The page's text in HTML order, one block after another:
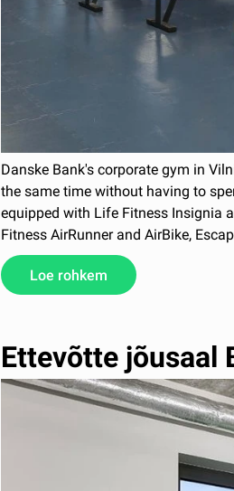
Danske Bank's corporate gym in
the same time without having to
equipped with Life Fitness Insignia
Fitness AirRunner and AirBike,
Loe rohkem
Ettevõtte jõusaal